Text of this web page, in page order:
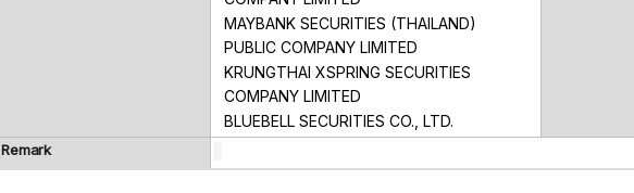
MAYBANK SECURITIES (THAILAND)
PUBLIC COMPANY LIMITED
KRUNGTHAI XSPRING SECURITIES
COMPANY LIMITED
BLUEBELL SECURITIES CO., LTD.
Remark